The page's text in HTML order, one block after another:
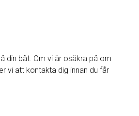
din båt. Om vi ​​är osäkra på om
vi att kontakta dig innan du får